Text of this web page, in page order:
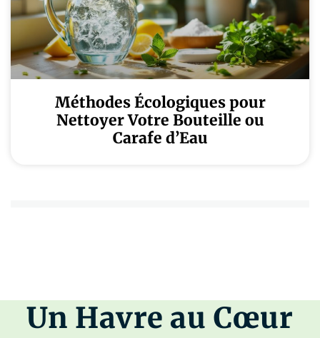
Méthodes Écologiques pour
Nettoyer Votre Bouteille ou
Carafe d’Eau
Un Havre au Cœur